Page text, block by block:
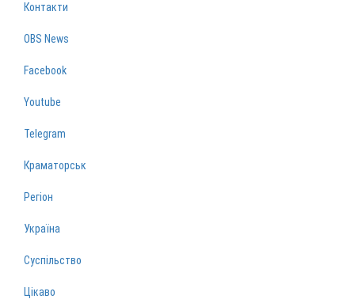
Контакти
OBS News
Facebook
Youtube
Telegram
Краматорськ
Регіон
Україна
Суспільство
Цікаво